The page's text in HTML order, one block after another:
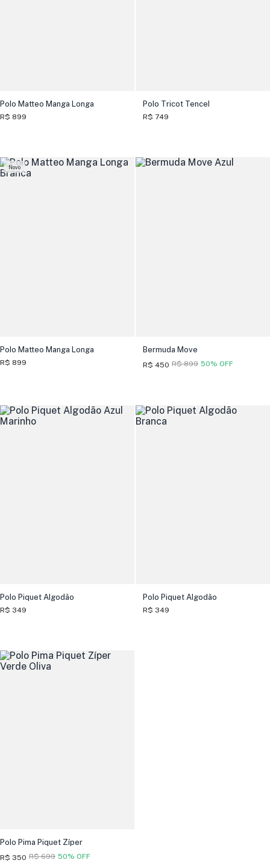
Polo Matteo Manga Longa
R$ 899
Polo Tricot Tencel
R$ 749
Novo
Polo Matteo Manga Longa
R$ 899
Bermuda Move
R$ 450 50% OFF
R$ 899
Polo Piquet Algodão
R$ 349
Polo Piquet Algodão
R$ 349
Polo Pima Piquet Zíper
R$ 350 50% OFF
R$ 699